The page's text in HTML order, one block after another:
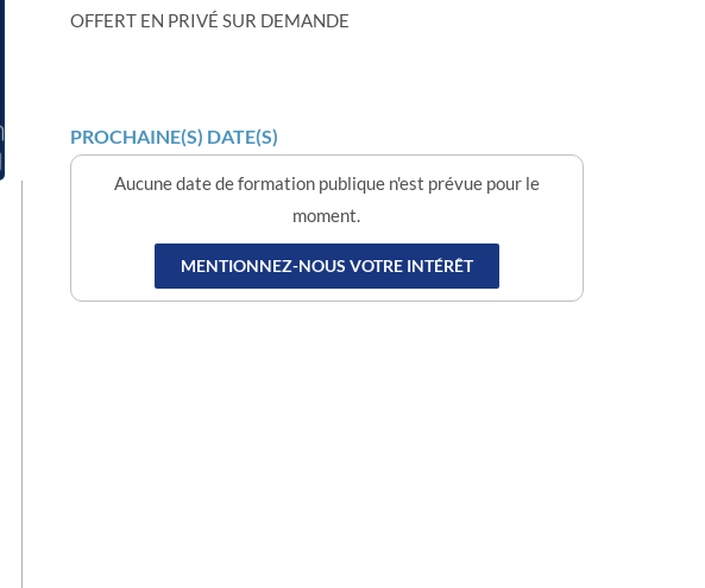
OFFERT EN PRIVÉ SUR DEMANDE
PROCHAINE(S) DATE(S)
Aucune date de formation publique n'est prévue pour le
moment.
MENTIONNEZ-NOUS VOTRE INTÉRÊT